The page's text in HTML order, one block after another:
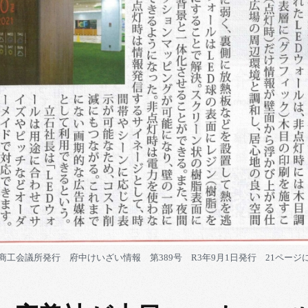
工会議所発行 府中けいざい情報 第389号 R3年9月1日発行 21ページ